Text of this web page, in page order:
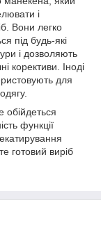
і
Вони легко
під будь-які
і дозволяють
корективи. Іноді
для
обійдеться
функції
готовий виріб